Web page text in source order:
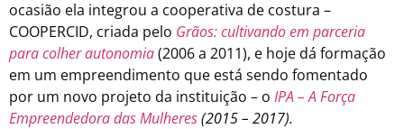
ocasião ela integrou a cooperativa de costura –
COOPERCID, criada pelo Grãos: cultivando em parceria
para colher autonomia(2006 a 2011), e hoje dá formação
em um empreendimento que está sendo fomentado
por um novo projeto da instituição – o IPA – A Força
Empreendedora das Mulheres(2015 – 2017).